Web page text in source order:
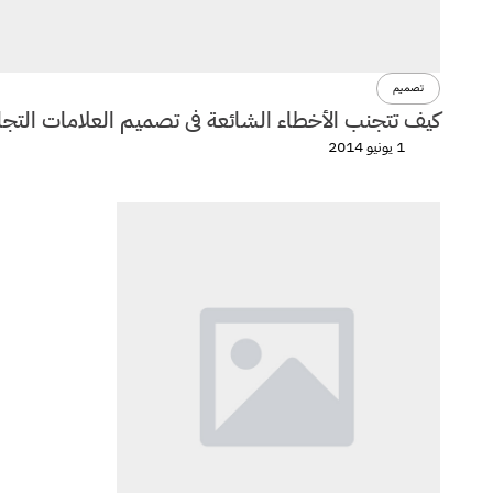
تصميم
كيف تتجنب الأخطاء الشائعة فى تصميم العلامات
1 يونيو 2014